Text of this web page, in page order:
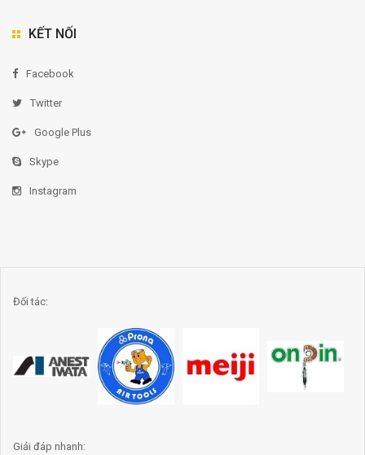
KẾT NỐI
Facebook
Twitter
Google Plus
Skype
Instagram
Đối tác:
Giải đáp nhanh: